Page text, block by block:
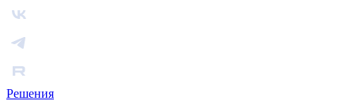
Решения